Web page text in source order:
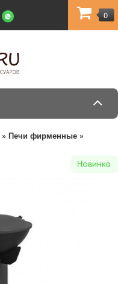
0
» Печи фирменные »